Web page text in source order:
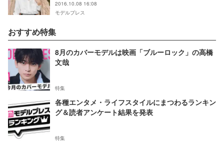
2016.10.08 16:08
モデルプレス
おすすめ特集
8月のカバーモデルは映画「ブルーロック」の高橋
文哉
特集
各種エンタメ・ライフスタイルにまつわるランキン
グ＆読者アンケート結果を発表
特集